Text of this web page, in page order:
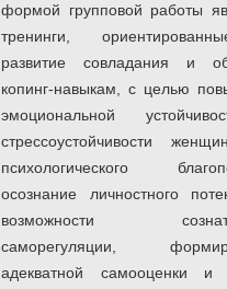
формой групповой работы
тренинги,
развитие совладания и
копинг-навыкам, с целью
эмоциональной
стрессоустойчивости
психологического
осознание личностного
возможности
саморегуляции,
адекватной самооценки и